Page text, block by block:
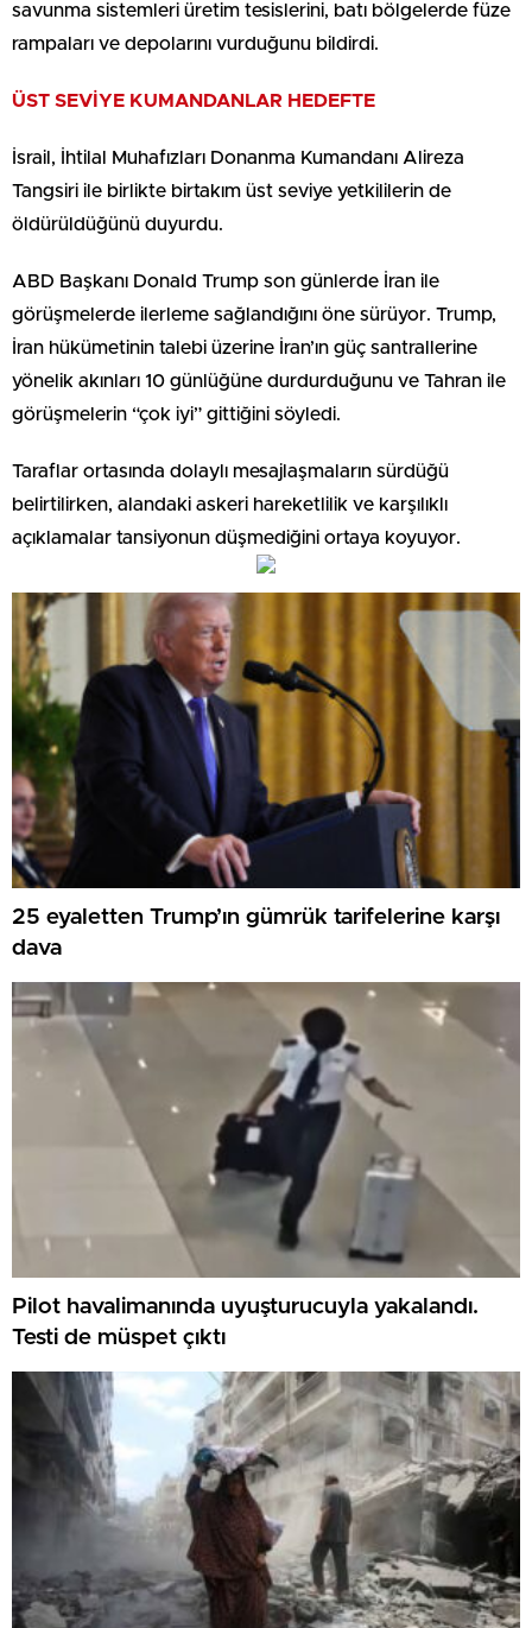
savunma sistemleri üretim tesislerini, batı bölgelerde füze
rampaları ve depolarını vurduğunu bildirdi.
ÜST SEVİYE KUMANDANLAR HEDEFTE
İsrail, İhtilal Muhafızları Donanma Kumandanı Alireza
Tangsiri ile birlikte birtakım üst seviye yetkililerin de
öldürüldüğünü duyurdu.
ABD Başkanı Donald Trump son günlerde İran ile
görüşmelerde ilerleme sağlandığını öne sürüyor. Trump,
İran hükümetinin talebi üzerine İran’ın güç santrallerine
yönelik akınları 10 günlüğüne durdurduğunu ve Tahran ile
görüşmelerin “çok iyi” gittiğini söyledi.
Taraflar ortasında dolaylı mesajlaşmaların sürdüğü
belirtilirken, alandaki askeri hareketlilik ve karşılıklı
açıklamalar tansiyonun düşmediğini ortaya koyuyor.
25 eyaletten Trump’ın gümrük tarifelerine karşı
dava
Pilot havalimanında uyuşturucuyla yakalandı.
Testi de müspet çıktı